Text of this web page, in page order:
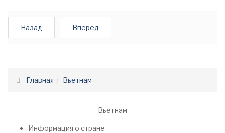
Назад Вперед
Главная Вьетнам
Вьетнам
Информация о стране